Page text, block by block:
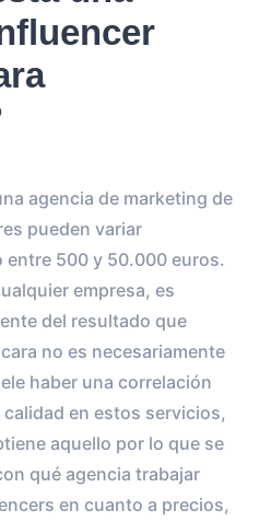
vs.0%
RATE
agencia de marketing de
pueden variar
500 y 50.000 euros.
empresa, es
del resultado que
no es necesariamente
haber una correlación
en estos servicios,
aquello por lo que se
qué agencia trabajar
en cuanto a precios,